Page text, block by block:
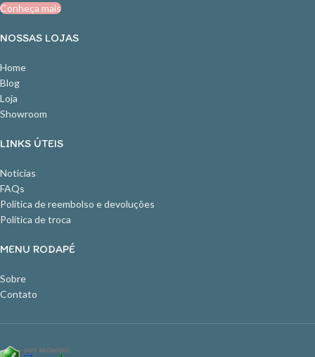
Conheça mais
NOSSAS LOJAS
Home
Blog
Loja
Showroom
LINKS ÚTEIS
Notícias
FAQs
Política de reembolso e devoluções
Política de troca
MENU RODAPÉ
Sobre
Contato